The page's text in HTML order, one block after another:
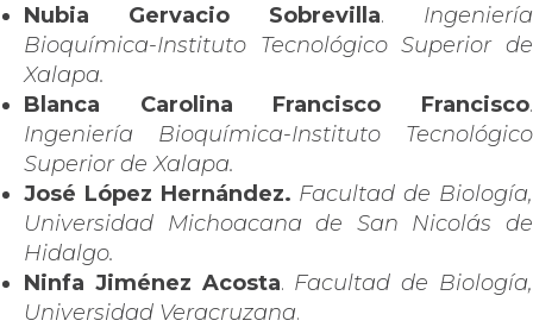
Nubia Gervacio Sobrevilla. Ingeniería
Bioquímica-Instituto Tecnológico Superior de
Xalapa.
Blanca Carolina Francisco Francisco.
Ingeniería Bioquímica-Instituto Tecnológico
Superior de Xalapa.
José López Hernández. Facultad de Biología,
Universidad Michoacana de San Nicolás de
Hidalgo.
Ninfa Jiménez Acosta. Facultad de Biología,
Universidad Veracruzana.